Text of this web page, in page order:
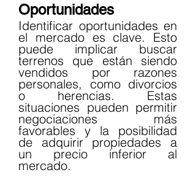
Oportunidades
Identificar oportunidades en
el mercado es clave. Esto
puede implicar buscar
terrenos que están siendo
vendidos por razones
personales, como divorcios
o herencias. Estas
situaciones pueden permitir
negociaciones más
favorables y la posibilidad
de adquirir propiedades a
un precio inferior al
mercado.